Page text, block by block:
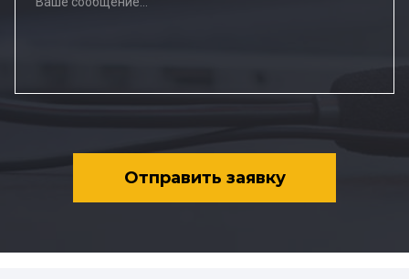
Отправить заявку